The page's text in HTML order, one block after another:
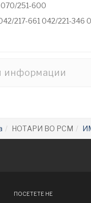
070/251-600
217-661 042/221-346
информации
НОТАРИ ВО РСМ
ПОСЕТЕТЕ НЕ